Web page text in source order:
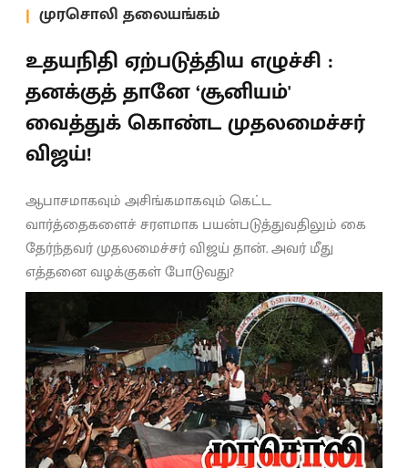
முரசொலி தலையங்கம்
உதயநிதி ஏற்படுத்திய எழுச்சி :
தனக்குத் தானே ‘சூனியம்'
வைத்துக் கொண்ட முதலமைச்சர்
விஜய்!
ஆபாசமாகவும் அசிங்கமாகவும் கெட்ட
வார்த்தைகளைச் சரளமாக பயன்படுத்துவதிலும் கை
தேர்ந்தவர் முதலமைச்சர் விஜய் தான். அவர் மீது
எத்தனை வழக்குகள் போடுவது?